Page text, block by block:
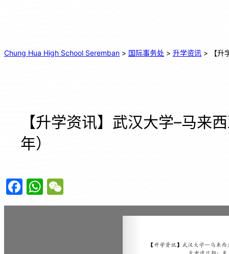
Chung Hua High School Seremban > 国际事务处 > 升学资讯 > 【
【升学资讯】武汉大学–马来
年）
F
a
W
h e